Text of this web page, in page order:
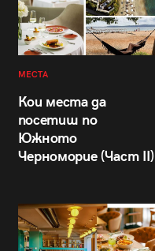
МЕСТА
Кои места да
посетиш по
Южното
Черноморие (Част II)